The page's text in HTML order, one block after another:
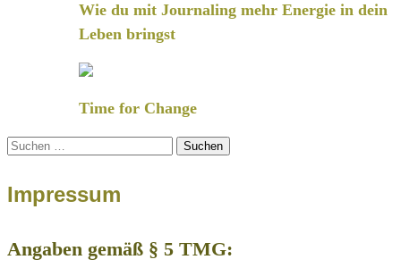
Wie du mit Journaling mehr Energie in dein
Leben bringst
Time for Change
Suchen
nach:
Impressum
Angaben gemäß § 5 TMG: